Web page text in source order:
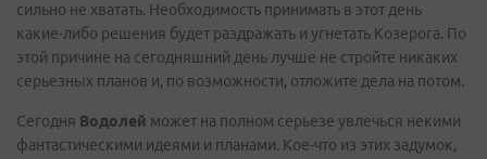
сильно не хватать. Необходимость принимать в этот день
какие-либо решения будет раздражать и угнетать Козерога. По
этой причине на сегодняшний день лучше не стройте никаких
серьезных планов и, по возможности, отложите дела на потом.
Сегодня Водолей может на полном серьезе увлечься некими
фантастическими идеями и планами. Кое-что из этих задумок,